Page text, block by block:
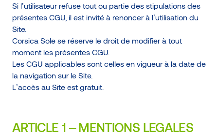
Si l’utilisateur refuse tout ou partie des stipulations des
présentes CGU, il est invité à renoncer à l’utilisation du
Site.
Corsica Sole se réserve le droit de modifier à tout
moment les présentes CGU.
Les CGU applicables sont celles en vigueur à la date de
la navigation sur le Site.
L’accès au Site est gratuit.
ARTICLE 1 – MENTIONS LEGALES